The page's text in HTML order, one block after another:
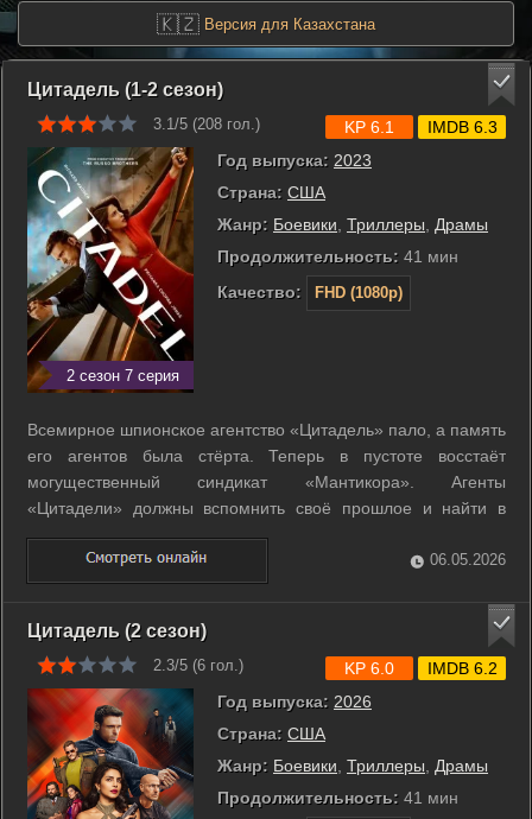
🇰🇿 Версия для Казахстана
Цитадель (1-2 сезон)
3.1/5 (208 гол.)
2 сезон 7 серия
Год выпуска: 2023
Страна: США
Жанр: Боевики Триллеры
Драмы
Продолжительность: 41 мин
Качество:
FHD (1080p)
KP 6.1 IMDB 6.3
Всемирное шпионское агентство «Цитадель» пало, а память
его агентов была стёрта. Теперь в пустоте восстаёт
могущественный синдикат «Мантикора». Агенты
«Цитадели» должны вспомнить своё прошлое и найти в
себе силы дать отпор. ...
06.05.2026
Цитадель (2 сезон)
2.3/5 (6 гол.)
Год выпуска: 2026
Страна: США
Жанр: Боевики, Триллеры, Драмы
Продолжительность: 41 мин
KP 6.0 IMDB 6.2